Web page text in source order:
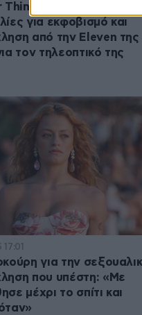
Things: Σοβαρές
για εκφοβισμό και
από την Eleven της
τον τηλεοπτικό της
για την
που υπέστη: «Με
μέχρι το σπίτι και